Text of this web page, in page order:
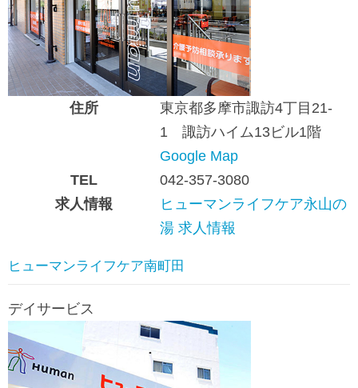
住所
東京都多摩市諏訪4丁目21-
1 諏訪ハイム13ビル1階
Google Map
TEL
042-357-3080
求人情報
ヒューマンライフケア永山の
湯 求人情報
ヒューマンライフケア南町田
デイサービス